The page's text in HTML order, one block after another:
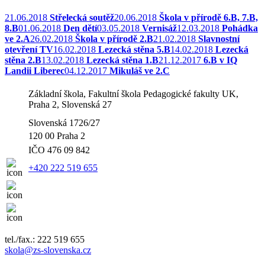
21.06.2018 Střelecká soutěž20.06.2018 Škola v přírodě 6.B, 7.B,
8.B01.06.2018 Den dětí03.05.2018 Vernisáž12.03.2018 Pohádka
ve 2.A26.02.2018 Škola v přírodě 2.B21.02.2018 Slavnostní
otevření TV16.02.2018 Lezecká stěna 5.B14.02.2018 Lezecká
stěna 2.B13.02.2018 Lezecká stěna 1.B21.12.2017 6.B v IQ
Landii Liberec04.12.2017 Mikuláš ve 2.C
Základní škola, Fakultní škola Pedagogické fakulty UK,
Praha 2, Slovenská 27
Slovenská 1726/27
120 00 Praha 2
IČO 476 09 842
+420 222 519 655
tel./fax.: 222 519 655
skola@zs-slovenska.cz